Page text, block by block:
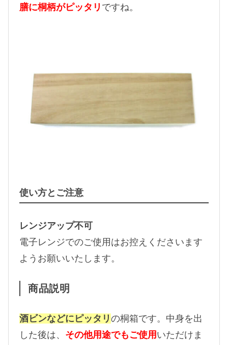
膳に桐柄がピッタリ ですね。
使い方とご注意
レンジアップ不可
電子レンジでのご使用はお控えくださいます
ようお願いいたします。
商品説明
酒ビンなどにピッタリ の桐箱です。中身を出
した後は、 その他用途でもご使用 いただけま